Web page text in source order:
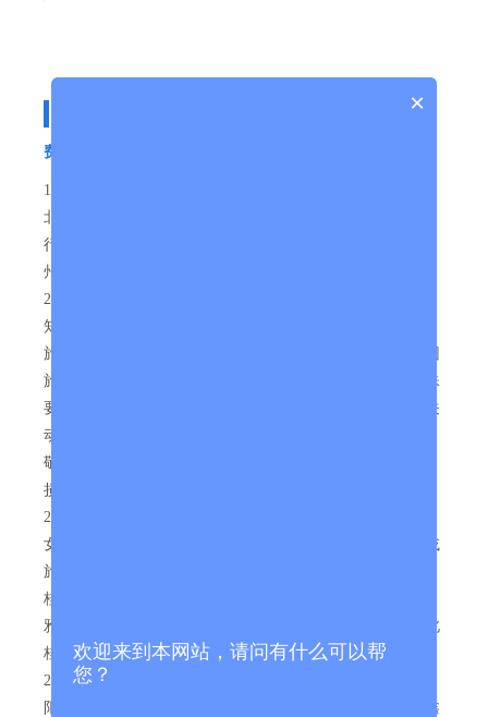
费用包含
1、【交通】往返动车二等座：广州南/深圳/佛山/肇庆-桂林
北/西-广州南/深圳/佛山/肇庆（含手续费用），当地空调旅
行车（确保每人一正座），自由活动期间不提供用车；广
州-桂林参考时间07:00-10:00；桂林-广州参考时间17:00-
20:30（具体车次时间以实际出票为准，在出团前提前1天通
知）。（注：动车票均为随机订票，座位由电脑随机产生，
旅行社无法满足旅游者可能提出的包括座位的连贯性、同团
旅游者在同一个车厢内、车票同名、非软卧代二等座等特殊
要求，但旅行社会保证所有旅游者能根据行程安排搭乘相关
动车。节假日部分票为团体计划票，2天内不能签改退票，
敬请注意，所以部分游客报名后两天内取消可能去程票全
损，敬请注意！）
2、【住宿】全程入住双人标间；酒店住宿若出现单男单
女，客人须与其它同性客人同住，若不能服从旅行社安排或
旅行社无法安排的，客人须当地现补房差入住双人标间。
桂林当地四星参考酒店：惠林顿、城市便捷、骏怡、润东、
雅斯特、优程市政府店、锦怡、象山商务、华海、精途、北
桂、唯美四季、汉庭、智邦、晨龙氧吧、豪廷、凯利北站、
26度或同级
阳朔当地四星参考酒店：粤乡、海宸、汉庭西街店、晶水鑫
×
欢迎来到本网站，请问有什么可以帮
您？